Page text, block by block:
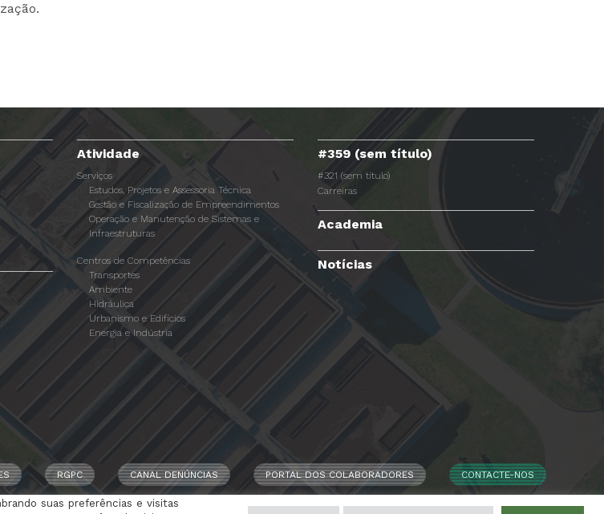
Atividade
Serviços
Estudos, Projetos e Assessoria Técnica
Gestão e Fiscalização de Empreendimentos
Operação e Manutenção de Sistemas e
Infraestruturas
Centros de Competências
Transportes
Ambiente
Hidráulica
Urbanismo e Edifícios
Energia e Indústria
#359 (sem título)
#321 (sem título)
Carreiras
Academia
Notícias
RGPC CANAL DENÚNCIAS PORTAL DOS COLABORADORES CONTACTE-NOS
suas preferências e visitas